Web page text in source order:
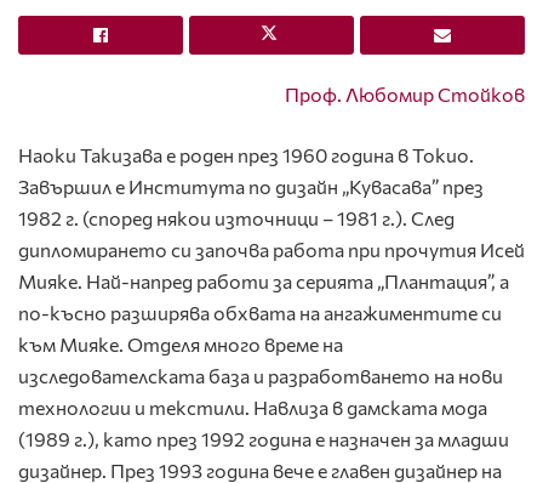
Проф. Любомир Стойков
Наоки Такизава е роден през 1960 година в Токио.
Завършил е Института по дизайн „Кувасава” през
1982 г. (според някои източници – 1981 г.). След
дипломирането си започва работа при прочутия Исей
Мияке. Най-напред работи за серията „Плантация”, а
по-късно разширява обхвата на ангажиментите си
към Мияке. Отделя много време на
изследователската база и разработването на нови
технологии и текстили. Навлиза в дамската мода
(1989 г.), като през 1992 година е назначен за младши
дизайнер. През 1993 година вече е главен дизайнер на